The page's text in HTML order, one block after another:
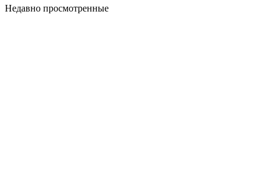
Недавно просмотренные